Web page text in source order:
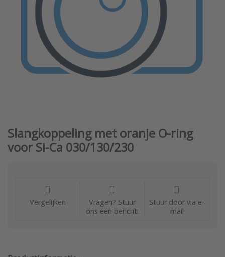
Slangkoppeling met oranje O-ring
voor Si-Ca 030/130/230
Vergelijken
Vragen? Stuur
ons een bericht!
Stuur door via e-
mail